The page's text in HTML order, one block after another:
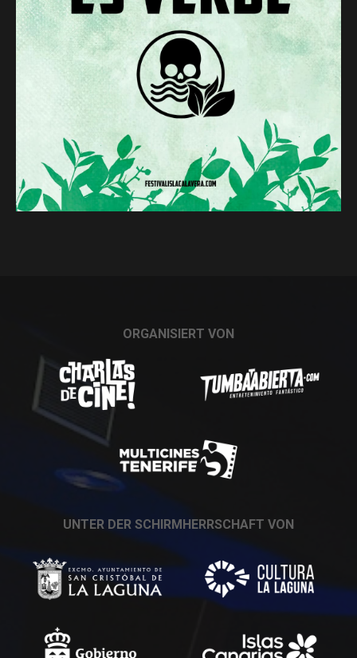
ORGANISIERT VON
UNTER DER SCHIRMHERRSCHAFT VON